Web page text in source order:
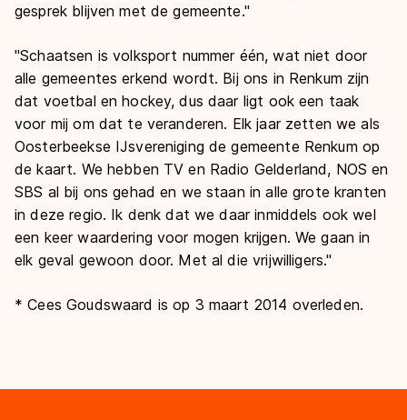
gesprek blijven met de gemeente."
"Schaatsen is volksport nummer één, wat niet door
alle gemeentes erkend wordt. Bij ons in Renkum zijn
dat voetbal en hockey, dus daar ligt ook een taak
voor mij om dat te veranderen. Elk jaar zetten we als
Oosterbeekse IJsvereniging de gemeente Renkum op
de kaart. We hebben TV en Radio Gelderland, NOS en
SBS al bij ons gehad en we staan in alle grote kranten
in deze regio. Ik denk dat we daar inmiddels ook wel
een keer waardering voor mogen krijgen. We gaan in
elk geval gewoon door. Met al die vrijwilligers."
* Cees Goudswaard is op 3 maart 2014 overleden.